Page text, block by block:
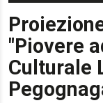
"Piovere
Culturale